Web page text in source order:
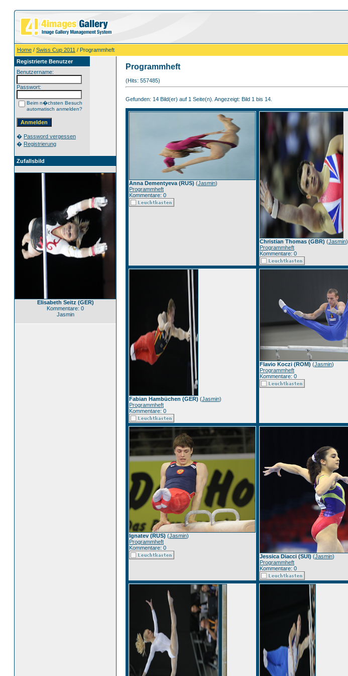
Home / Swiss Cup 2011 / Programmheft
Registrierte Benutzer
Benutzername:
Passwort:
Beim n�chsten Besuch
automatisch anmelden?
� Password vergessen
� Registrierung
Zufallsbild
Elisabeth Seitz (GER)
Kommentare: 0
Jasmin
Programmheft
(Hits: 557485)
Gefunden: 14 Bild(er) auf 1 Seite(n). Angezeigt: Bild 1 bis 14.
Anna Dementyeva (RUS) (Jasmin)
Programmheft
Kommentare: 0
Christian Thomas (GBR) (Jasmin)
Programmheft
Kommentare: 0
Fabian Hambüchen (GER) (Jasmin)
Programmheft
Kommentare: 0
Flavio Koczi (ROM) (Jasmin)
Programmheft
Kommentare: 0
Ignatev (RUS) (Jasmin)
Programmheft
Kommentare: 0
Jessica Diacci (SUI) (Jasmin)
Programmheft
Kommentare: 0